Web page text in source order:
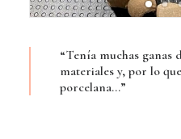
“Tenía muchas
materiales y, por lo
porcelana…”